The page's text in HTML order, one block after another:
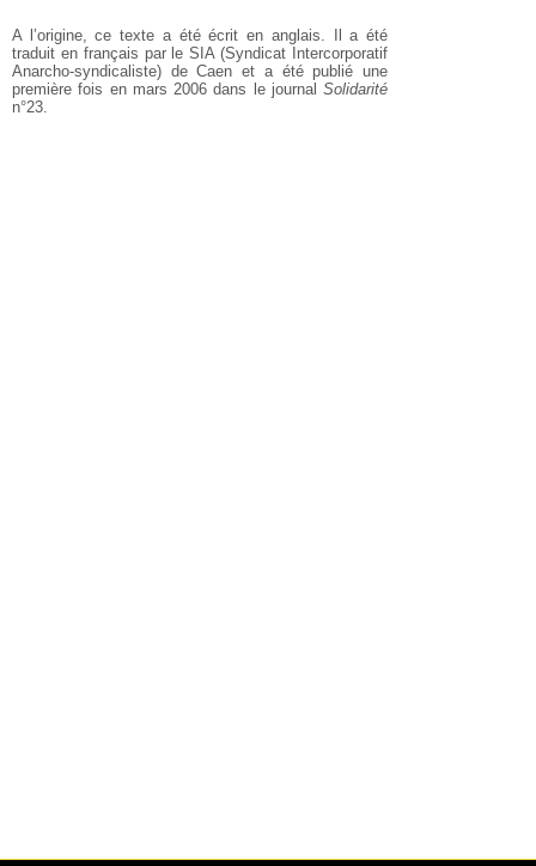
A l’origine, ce texte a été écrit en anglais. Il a été
traduit en français par le SIA (Syndicat Intercorporatif
Anarcho-syndicaliste) de Caen et a été publié une
première fois en mars 2006 dans le journal Solidarité
n°23.